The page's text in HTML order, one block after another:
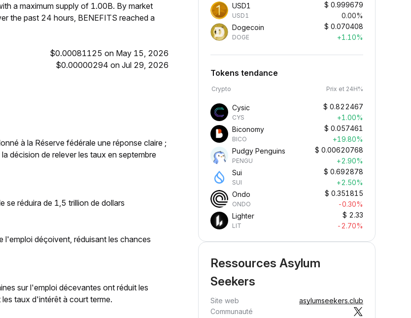
a maximum supply of 1.00B. By market
the past 24 hours, BENEFITS reached a
$0.00081125 on May 15, 2026
$0.00000294 on Jul 29, 2026
à la Réserve fédérale une réponse claire ;
décision de relever les taux en septembre
se réduira de 1,5 trillion de dollars
l'emploi déçoivent, réduisant les chances
sur l'emploi décevantes ont réduit les
taux d'intérêt à court terme.
USD1
USD1
$ 0.999679
0.00%
Dogecoin
DOGE
$ 0.070408
+1.10%
Tokens tendance
Crypto Prix et 24H%
Cysic
CYS
$ 0.822467
+1.00%
Biconomy
BICO
$ 0.057461
+19.80%
Pudgy Penguins
PENGU
$ 0.00620768
+2.90%
Sui
SUI
$ 0.692878
+2.50%
Ondo
ONDO
$ 0.351815
-0.30%
Lighter
LIT
$ 2.33
-2.70%
Ressources Asylum
Seekers
Site web
asylumseekers.club
Communauté